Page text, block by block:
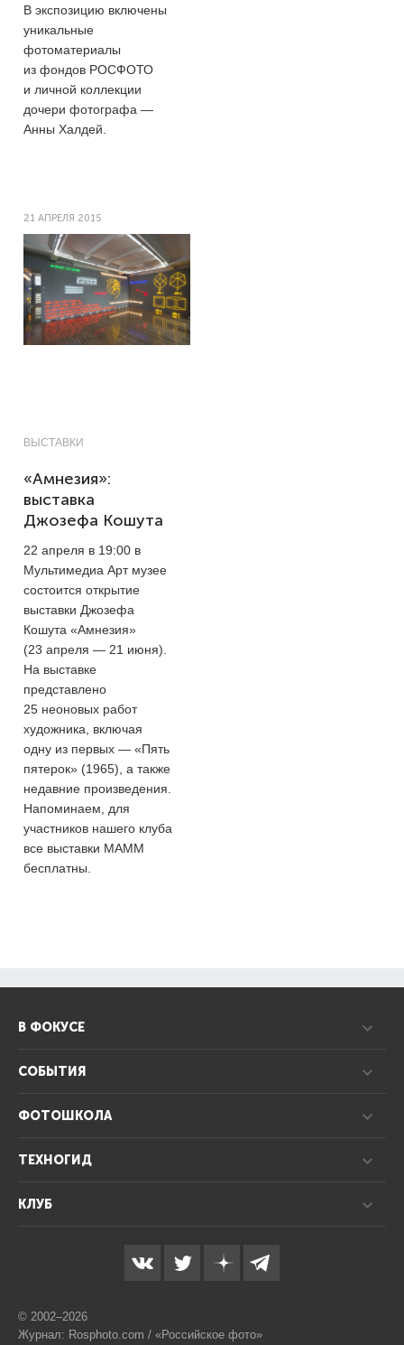
В экспозицию включены
уникальные
фотоматериалы
из фондов РОСФОТО
и личной коллекции
дочери фотографа —
Анны Халдей.
21 АПРЕЛЯ 2015
ВЫСТАВКИ
«Амнезия»:
выставка
Джозефа Кошута
22 апреля в 19:00 в
Мультимедиа Арт музее
состоится открытие
выставки Джозефа
Кошута «Амнезия»
(23 апреля — 21 июня).
На выставке
представлено
25 неоновых работ
художника, включая
одну из первых — «Пять
пятерок» (1965), а также
недавние произведения.
Напоминаем, для
участников нашего клуба
все выставки МАММ
бесплатны.
В ФОКУСЕ
СОБЫТИЯ
ФОТОШКОЛА
ТЕХНОГИД
КЛУБ
© 2002–2026
Журнал: Rosphoto.com / «Российское фото»